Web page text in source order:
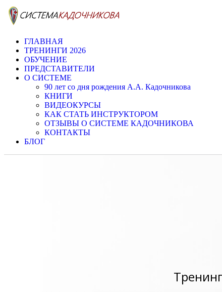
ГЛАВНАЯ
ТРЕНИНГИ 2026
ОБУЧЕНИЕ
ПРЕДСТАВИТЕЛИ
О СИСТЕМЕ
90 лет со дня рождения А.А. Кадочникова
КНИГИ
ВИДЕОКУРСЫ
КАК СТАТЬ ИНСТРУКТОРОМ
ОТЗЫВЫ О СИСТЕМЕ КАДОЧНИКОВА
КОНТАКТЫ
БЛОГ